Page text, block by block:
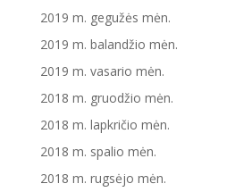
2019 m. gegužės mėn.
2019 m. balandžio mėn.
2019 m. vasario mėn.
2018 m. gruodžio mėn.
2018 m. lapkričio mėn.
2018 m. spalio mėn.
2018 m. rugsėjo mėn.